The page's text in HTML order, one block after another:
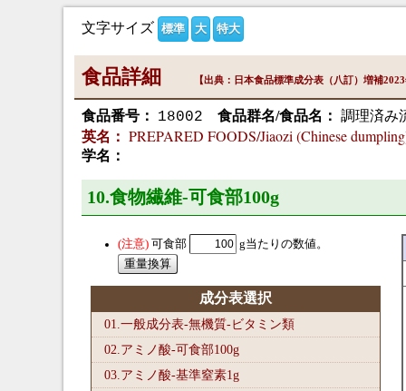
文字サイズ 標準 大 特大
食品詳細 【出典：日本食品標準成分表（八訂）増補
食品番号： 18002 食品群名/食品名： 調理済み
英名： PREPARED FOODS/Jiaozi (Chinese
学名：
10.食物繊維-可食部100g
可食部 g当たりの数値。
成分表選択
01.一般成分表-無機質-ビタミン類
02.アミノ酸-可食部100g
03.アミノ酸-基準窒素1g